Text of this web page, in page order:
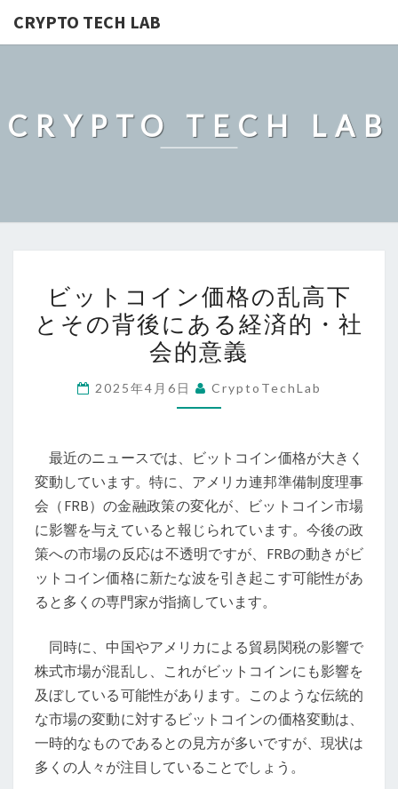
CRYPTO TECH LAB
CRYPTO TECH LAB
ッ
ト
コ
ン
の
乱
高
下
と
そ
の
後
に
あ
る
経
済
ビットコイン価格の乱高下
とその背後にある経済的・社
会的意義
2025年4月6日 CryptoTechLab
最近のニュースでは、ビットコイン価格が大きく
変動しています。特に、アメリカ連邦準備制度理事
会（FRB）の金融政策の変化が、ビットコイン市場
に影響を与えていると報じられています。今後の政
策への市場の反応は不透明ですが、FRBの動きがビ
ットコイン価格に新たな波を引き起こす可能性があ
ると多くの専門家が指摘しています。
同時に、中国やアメリカによる貿易関税の影響で
株式市場が混乱し、これがビットコインにも影響を
及ぼしている可能性があります。このような伝統的
な市場の変動に対するビットコインの価格変動は、
一時的なものであるとの見方が多いですが、現状は
多くの人々が注目していることでしょう。